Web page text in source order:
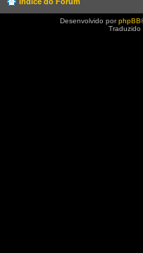
Desenvolvido porphpBB
Traduzido